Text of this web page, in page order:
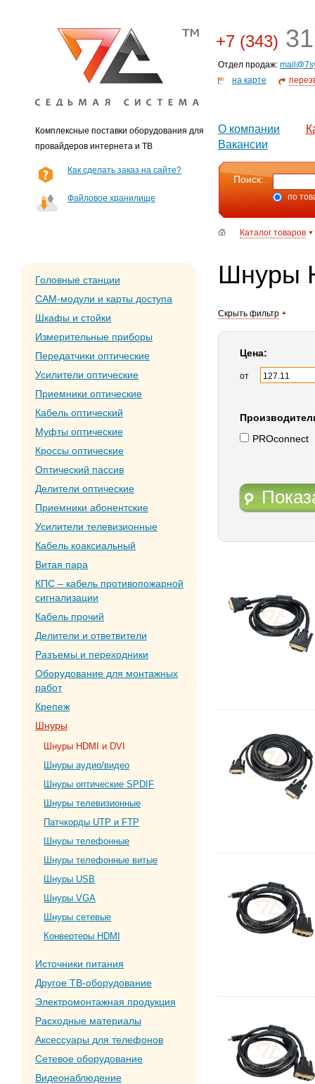
Комплексные поставки оборудования для
провайдеров интернета и ТВ
+7 (343)
Отдел продаж:
на карте
О компании
Вакансии
Как сделать заказ на сайте?
Файловое хранилище
Поиск:
по
Каталог товаров
Головные станции
CAM-модули и карты доступа
Шкафы и стойки
Измерительные приборы
Передатчики оптические
Усилители оптические
Приемники оптические
Кабель оптический
Муфты оптические
Кроссы оптические
Оптический пассив
Делители оптические
Приемники абонентские
Усилители телевизионные
Кабель коаксиальный
Витая пара
КПС – кабель противопожарной
сигнализации
Кабель прочий
Делители и ответвители
Разъемы и переходники
Оборудование для монтажных
работ
Крепеж
Шнуры
Шнуры HDMI и DVI
Шнуры аудио/видео
Шнуры оптические SPDIF
Шнуры телевизионные
Патчкорды UTP и FTP
Шнуры телефонные
Шнуры телефонные витые
Шнуры USB
Шнуры VGA
Шнуры сетевые
Конвертеры HDMI
Источники питания
Другое ТВ-оборудование
Электромонтажная продукция
Расходные материалы
Аксессуары для телефонов
Сетевое оборудование
Видеонаблюдение
Шнуры
Скрыть фильтр
Цена:
от
PROconnect